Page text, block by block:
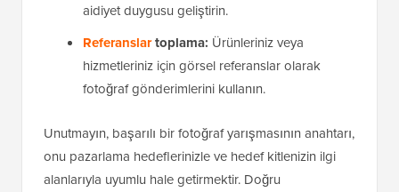
aidiyet duygusu geliştirin.
Referanslartoplama: Ürünleriniz veya
hizmetleriniz için görsel referanslar olarak
fotoğraf gönderimlerini kullanın.
Unutmayın, başarılı bir fotoğraf yarışmasının anahtarı,
onu pazarlama hedeflerinizle ve hedef kitlenizin ilgi
alanlarıyla uyumlu hale getirmektir. Doğru